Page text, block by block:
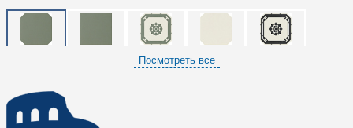
Посмотреть все